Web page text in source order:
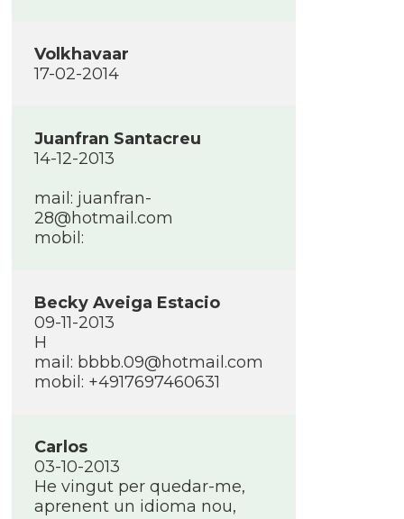
Volkhavaar
17-02-2014
Juanfran Santacreu
14-12-2013
mail: juanfran-
28@hotmail.com
mobil:
Becky Aveiga Estacio
09-11-2013
H
mail: bbbb.09@hotmail.com
mobil: +4917697460631
Carlos
03-10-2013
He vingut per quedar-me,
aprenent un idioma nou,